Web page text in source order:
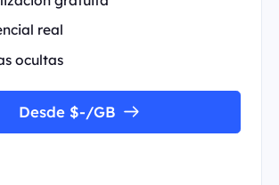
real
ocultas
Desde $-/GB